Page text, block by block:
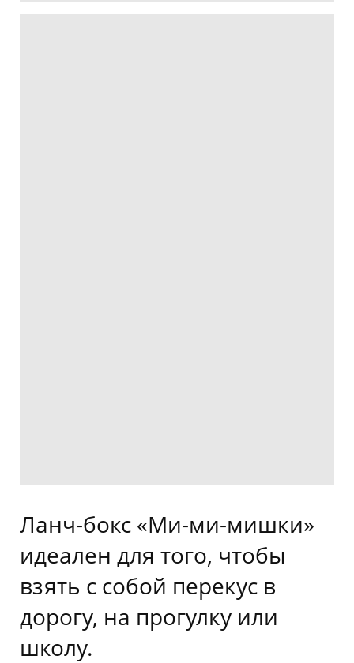
Ланч-бокс «Ми-ми-мишки»
идеален для того, чтобы
взять с собой перекус в
дорогу, на прогулку или
школу.